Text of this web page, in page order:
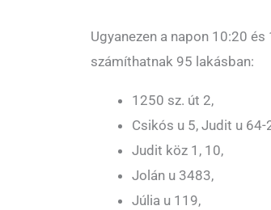
Ugyanezen a napon 10:20
számíthatnak 95 lakásban:
1250 sz. út 2,
Csikós u 5, Judit u
Judit köz 1, 10,
Jolán u 3483,
Júlia u 119,